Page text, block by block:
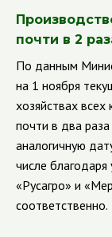
почти в 2
По данным
на 1 ноября
хозяйствах всех
почти в два
аналогичную
числе
«Русагро» и
соответственно.